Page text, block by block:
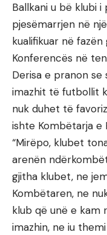
Ballkani u bë klubi
pjesëmarrjen në
kualifikuar në
Konferencës në
Derisa e pranon se
imazhit të futbollit
nuk duhet të
ishte Kombëtarja e
“Mirëpo, klubet
arenën
gjitha klubet, ne
Kombëtaren, ne
klub që unë e kam
imazhin, ne iu